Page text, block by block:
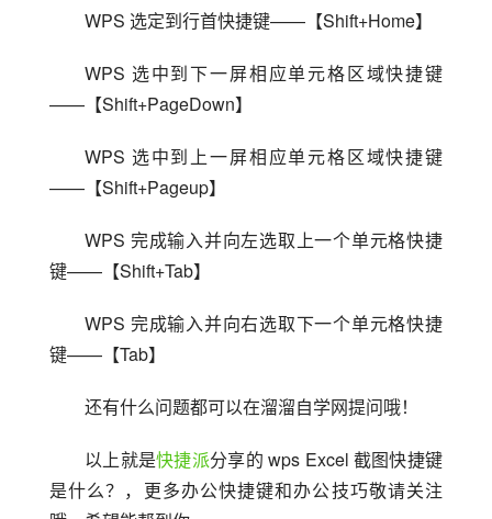
WPS 选定到行首快捷键——【Shift+Home】
WPS 选中到下一屏相应单元格区域快捷键
——【Shift+PageDown】
WPS 选中到上一屏相应单元格区域快捷键
——【Shift+Pageup】
WPS 完成输入并向左选取上一个单元格快捷
键——【Shift+Tab】
WPS 完成输入并向右选取下一个单元格快捷
键——【Tab】
还有什么问题都可以在溜溜自学网提问哦！
以上就是快捷派分享的 wps Excel 截图快捷键
是什么？，更多办公快捷键和办公技巧敬请关注